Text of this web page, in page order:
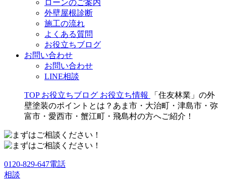
ローンのご案内
外壁屋根診断
施工の流れ
よくある質問
お役立ちブログ
お問い合わせ
お問い合わせ
LINE相談
TOP お役立ちブログ お役立ち情報
「住友林業」の外
壁塗装のポイントとは？あま市・大治町・津島市・弥
富市・愛西市・蟹江町・飛島村の方へご紹介！
0120-829-647電話
相談